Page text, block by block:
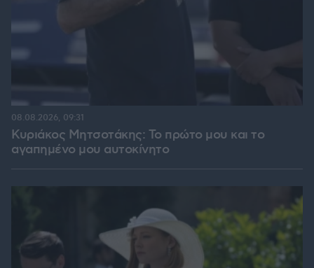
Κυριάκος Μητσοτάκης: Το πρώτο μου και το
αγαπημένο μου αυτοκίνητο
08.08.2026, 09:31